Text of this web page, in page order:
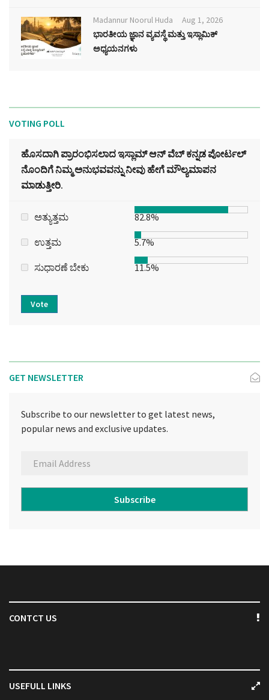
Madannur Noorul Huda
Aug 1, 2026
ಭಾರತೀಯ ಜ್ಞಾನ ವ್ಯವಸ್ಥೆ ಮತ್ತು ಇಸ್ಲಾಮಿಕ್
ಅಧ್ಯಯನಗಳು
VOTING POLL
ಹೊಸದಾಗಿ ಪ್ರಾರಂಭಿಸಲಾದ ಇಸ್ಲಾಮ್ ಆನ್ ವೆಬ್ ಕನ್ನಡ ಪೋರ್ಟಲ್‌
ನೊಂದಿಗೆ ನಿಮ್ಮ ಅನುಭವವನ್ನು ನೀವು ಹೇಗೆ ಮೌಲ್ಯಮಾಪನ
ಮಾಡುತ್ತೀರಿ.
ಅತ್ಯುತ್ತಮ 82.8%
ಉತ್ತಮ 5.7%
ಸುಧಾರಣೆ ಬೇಕು 11.5%
Vote
GET NEWSLETTER
Subscribe to our newsletter to get latest news,
popular news and exclusive updates.
Subscribe
CONTCT US
USEFULL LINKS